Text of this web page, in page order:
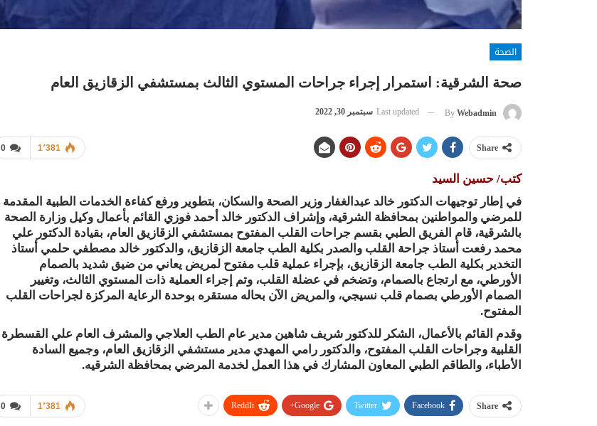
الصحة
صحة الشرقية: استمرار إجراء جراحات المستوي الثالث بمستشفي الزقازيق العام
By Webadmin
Last updated سبتمبر 30, 2022
0 1٬381 Share
كتب/ حسين السيد
في إطار توجيهات الدكتور خالد عبدالغفار وزير الصحة والسكان، بتطوير ورفع كفاءة الخدمات الطبية المقدمة
للمرضي والمواطنين بمحافظة الشرقية، وإشراف الدكتور خالد أحمد فوزي القائم بأعمال وكيل وزارة الصحة
بالشرقية، قام الفريق الطبي بقسم جراحات القلب المفتوح بمستشفي الزقازيق العام، بقيادة الدكتور علي
محمد رفعت أستاذ جراحة القلب والصدر بكلية الطب جامعة الزقازيق، والدكتور خالد مصطفي حلمي أستاذ
التخدير بكلية الطب جامعة الزقازيق، بإجراء عملية قلب مفتوح لمريض يعاني من ضيق شديد بالصمام
الأورطي، مع ارتجاع بالصمام، وتضخم في عضلة القلب، وتم إجراء العملية ذات المستوي الثالث، وتغيير
الصمام الأورطي بصمام قلب نسيجي، والمريض الآن بحاله مستقره بوحدة الرعاية المركزة لجراحات القلب
المفتوح.
وقدم القائم بالأعمال، الشكر للدكتور شريف شاهين مدير عام الطب العلاجي والمشرف العام علي القسطرة
القلبية وجراحات القلب المفتوح، والدكتور رامي المهدي مدير مستشفي الزقازيق العام، وجميع السادة
الأطباء، والطاقم الطبي المعاون المشارك في هذا العمل لخدمة المرضي بمحافظة الشرقيه.
0 1٬381 Share
Facebook
Twitter
Google+
ReddIt